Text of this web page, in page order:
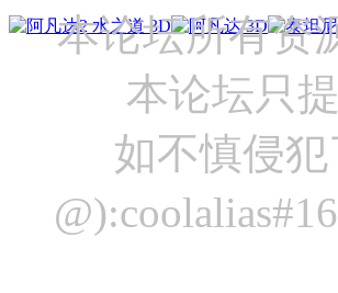
本论坛所有资
本论坛只
如不慎侵